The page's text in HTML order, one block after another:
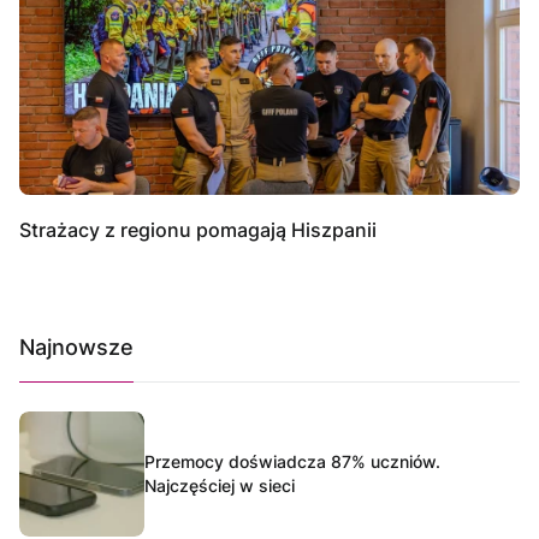
Strażacy z regionu pomagają Hiszpanii
Najnowsze
Przemocy doświadcza 87% uczniów.
Najczęściej w sieci